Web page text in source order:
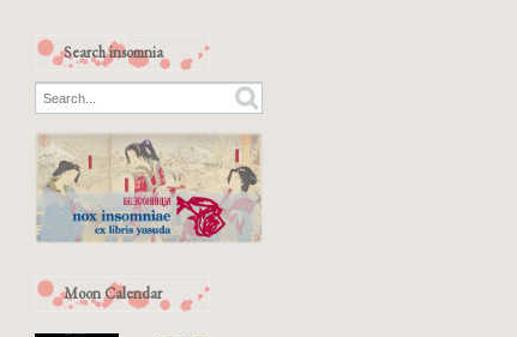
Search insomnia
Moon Calendar